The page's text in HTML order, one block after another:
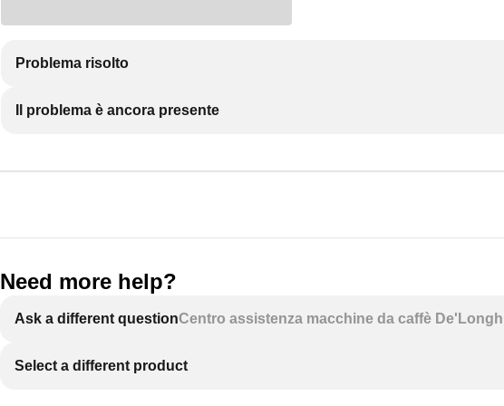
Problema risolto
Il problema è ancora presente
Need more help?
Ask a different questionCentro assistenza macchine da caffè
Select a different product